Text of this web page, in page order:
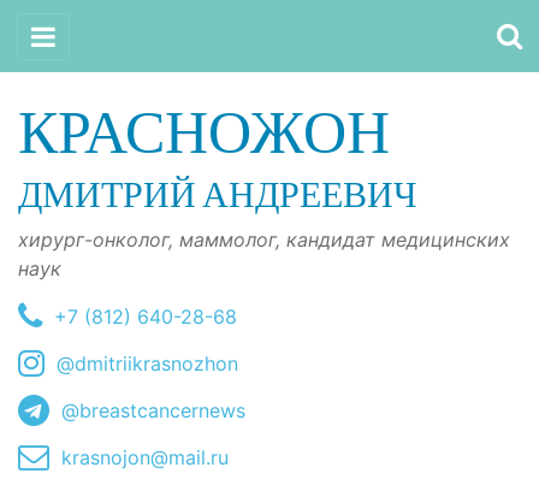
КРАСНОЖОН
ДМИТРИЙ АНДРЕЕВИЧ
хирург-онколог, маммолог, кандидат медицинских
наук
+7 (812) 640-28-68
@dmitriikrasnozhon
@breastcancernews
krasnojon@mail.ru